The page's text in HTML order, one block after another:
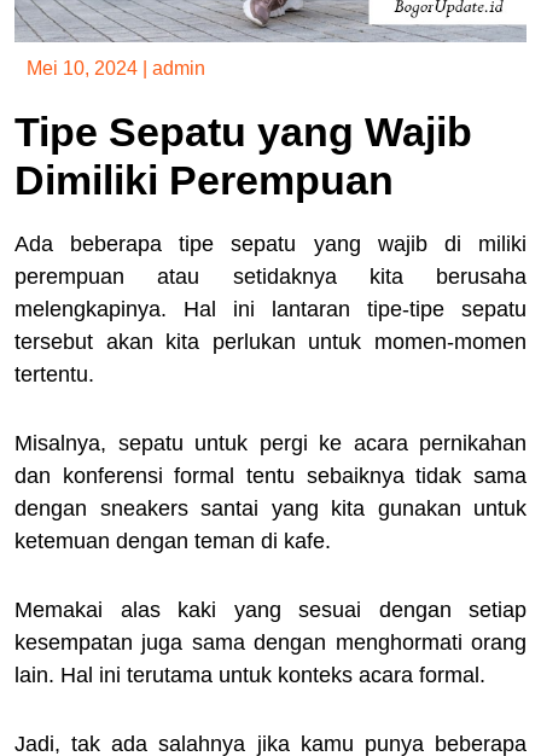
Mei 10, 2024 admin
Tipe Sepatu yang Wajib
Dimiliki Perempuan
Ada beberapa tipe sepatu yang wajib di miliki
perempuan atau setidaknya kita berusaha
melengkapinya. Hal ini lantaran tipe-tipe sepatu
tersebut akan kita perlukan untuk momen-momen
tertentu.
Misalnya, sepatu untuk pergi ke acara pernikahan
dan konferensi formal tentu sebaiknya tidak sama
dengan sneakers santai yang kita gunakan untuk
ketemuan dengan teman di kafe.
Memakai alas kaki yang sesuai dengan setiap
kesempatan juga sama dengan menghormati orang
lain. Hal ini terutama untuk konteks acara formal.
Jadi, tak ada salahnya jika kamu punya beberapa